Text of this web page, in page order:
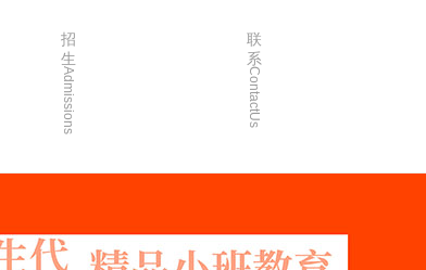
招
生
Admissions
在线报名
联
系
ContactUs